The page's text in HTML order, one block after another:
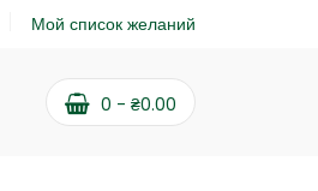
Мой список желаний
0 - ₴0.00